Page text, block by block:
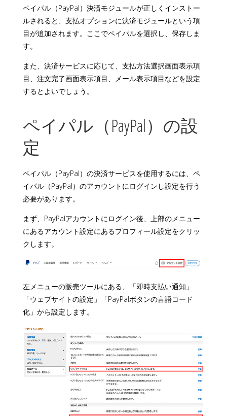
ペイパル（PayPal）決済モジュールが正しくインストー
ルされると、支払オプションに決済モジュールという項
目が追加されます。ここでペイパルを選択し、保存しま
す。
また、決済サービスに応じて、支払方法選択画面表示項
目、注文完了画面表示項目、メール表示項目などを設定
するとよいでしょう。
ペイパル（PayPal）の設
定
ペイパル（PayPal）の決済サービスを使用するには、ペ
イパル（PayPal）のアカウントにログインし設定を行う
必要があります。
まず、PayPalアカウントにログイン後、上部のメニュー
にあるアカウント設定にあるプロフィール設定をクリッ
クします。
左メニューの販売ツールにある、「即時支払い通知」
「ウェブサイトの設定」「PayPalボタンの言語コード
化」から設定します。